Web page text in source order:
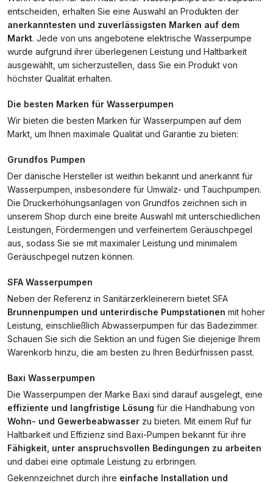
entscheiden, erhalten Sie eine Auswahl an Produkten der
anerkanntesten und zuverlässigsten Marken auf dem
Markt. Jede von uns angebotene elektrische Wasserpumpe
wurde aufgrund ihrer überlegenen Leistung und Haltbarkeit
ausgewählt, um sicherzustellen, dass Sie ein Produkt von
höchster Qualität erhalten.
Die besten Marken für Wasserpumpen
Wir bieten die besten Marken für Wasserpumpen auf dem
Markt, um Ihnen maximale Qualität und Garantie zu bieten:
Grundfos Pumpen
Der dänische Hersteller ist weithin bekannt und anerkannt für
Wasserpumpen, insbesondere für Umwälz- und Tauchpumpen.
Die Druckerhöhungsanlagen von Grundfos zeichnen sich in
unserem Shop durch eine breite Auswahl mit unterschiedlichen
Leistungen, Fördermengen und verfeinertem Geräuschpegel
aus, sodass Sie sie mit maximaler Leistung und minimalem
Geräuschpegel nutzen können.
SFA Wasserpumpen
Neben der Referenz in Sanitärzerkleinerern bietet SFA
Brunnenpumpen und unterirdische Pumpstationen mit hoher
Leistung, einschließlich Abwasserpumpen für das Badezimmer.
Schauen Sie sich die Sektion an und fügen Sie diejenige Ihrem
Warenkorb hinzu, die am besten zu Ihren Bedürfnissen passt.
Baxi Wasserpumpen
Die Wasserpumpen der Marke Baxi sind darauf ausgelegt, eine
effiziente und langfristige Lösung für die Handhabung von
Wohn- und Gewerbeabwasser zu bieten. Mit einem Ruf für
Haltbarkeit und Effizienz sind Baxi-Pumpen bekannt für ihre
Fähigkeit, unter anspruchsvollen Bedingungen zu arbeiten
und dabei eine optimale Leistung zu erbringen.
Gekennzeichnet durch ihre einfache Installation und